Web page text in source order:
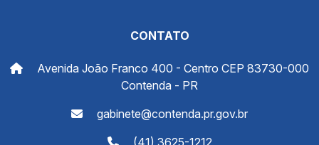
CONTATO
Avenida João Franco 400 - Centro CEP 83730-000
Contenda - PR
gabinete@contenda.pr.gov.br
(41) 3625-1212